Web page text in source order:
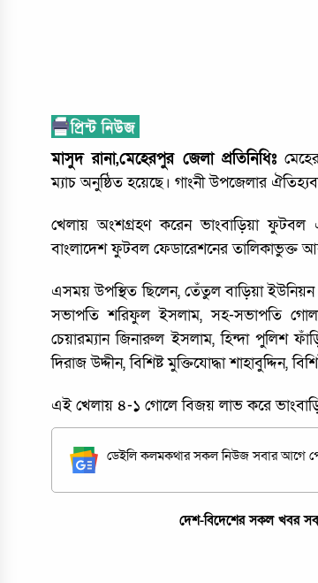
মাসুদ রানা,মেহেরপুর জেলা প্রতিনিধিঃ
ম্যাচ অনুষ্ঠিত হয়েছে। গাংনী উপজেলার
খেলায় অংশগ্রহণ করেন ভাংবাড়িয়া
বাংলাদেশ ফুটবল ফেডারেশনের
এসময় উপস্থিত ছিলেন, তেঁতুল বাড়িয়া ইউনিয়ন
সভাপতি শরিফুল ইসলাম, সহ-সভাপতি
চেয়ারম্যান জিনারুল ইসলাম, হিন্দা পুলিশ
দিরাজ উদ্দীন, বিশিষ্ট মুক্তিযোদ্ধা শাহাবুদ্দিন,
এই খেলায় ৪-১ গোলে বিজয় লাভ করে
ডেইলি কলমকথার সকল নিউজ সবার আগে
দেশ-বিদেশের সকল খবর